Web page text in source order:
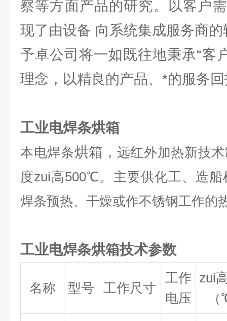
察等方面产品的研究。以客户
现了由设备 向系统集成服务商的
予卓公司将一如既往地秉承“客
理念，以精良的产品、*的服务
工业电焊条烘箱
本电焊条烘箱 ，远红外加热新技
度zui高500℃。主要供化工、造
焊条预热、干燥或作不锈钢工作的
工业电焊条烘箱技术参数
名称 型号 工作尺寸
工作
电压
zui